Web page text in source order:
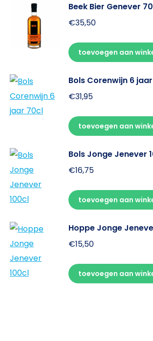
Beek Bier Genever
€35,50
toevoegen aan
Bols Corenwijn 6
€31,95
toevoegen aan
Bols Jonge Jenever
€16,75
toevoegen aan
Hoppe Jonge
€15,50
toevoegen aan